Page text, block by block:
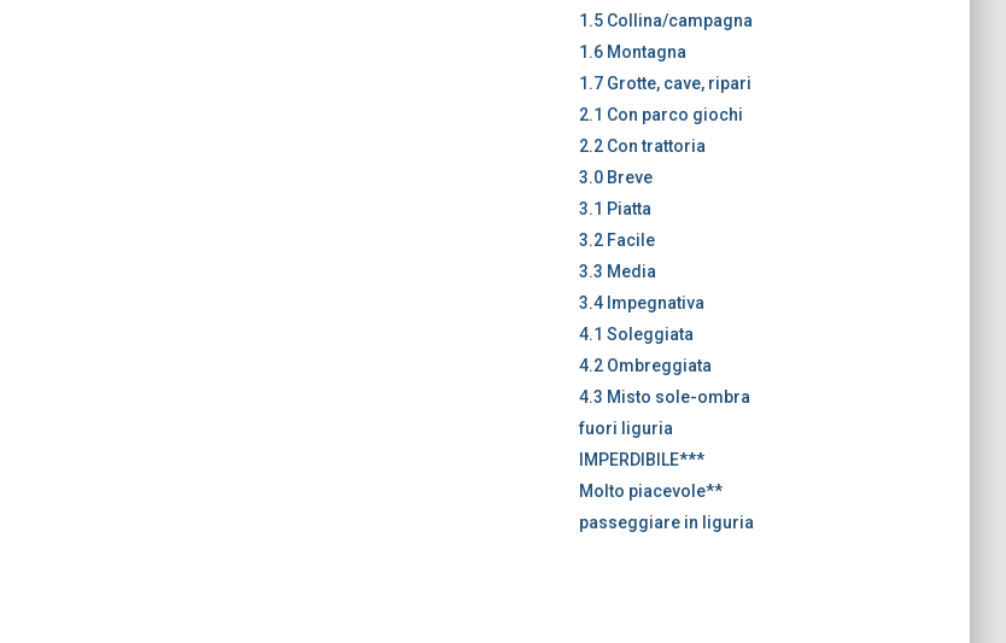
1.5 Collina/campagna
1.6 Montagna
1.7 Grotte, cave, ripari
2.1 Con parco giochi
2.2 Con trattoria
3.0 Breve
3.1 Piatta
3.2 Facile
3.3 Media
3.4 Impegnativa
4.1 Soleggiata
4.2 Ombreggiata
4.3 Misto sole-ombra
fuori liguria
IMPERDIBILE***
Molto piacevole**
passeggiare in liguria